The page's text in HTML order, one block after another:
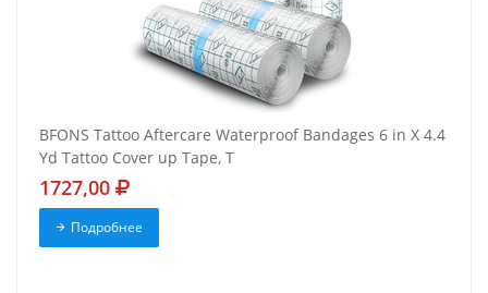
BFONS Tattoo Aftercare Waterproof Bandages 6 in X 4.4
Yd Tattoo Cover up Tape, T
1727,00
Подробнее